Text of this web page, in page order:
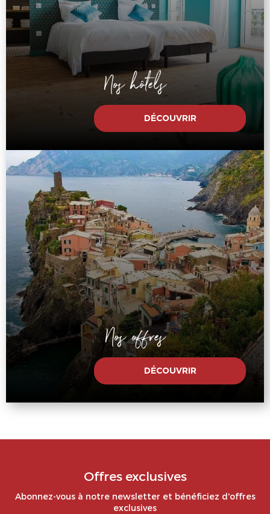
Nos hôtels
DÉCOUVRIR
Nos offres
DÉCOUVRIR
Offres exclusives
Abonnez-vous à notre newsletter et bénéficiez d'offres
exclusives